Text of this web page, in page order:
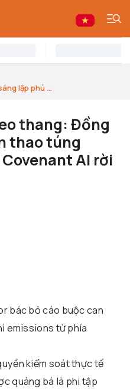
lập phủ ...
thang: Đồng
thao túng
AI rời
bác bỏ cáo buộc can
emissions từ phía
kiểm soát thực tế
quảng bá là phi tập